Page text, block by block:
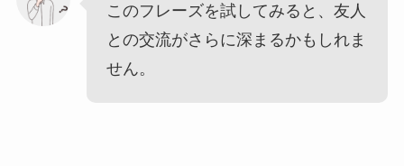
このフレーズを試してみると、友人
との交流がさらに深まるかもしれま
せん。